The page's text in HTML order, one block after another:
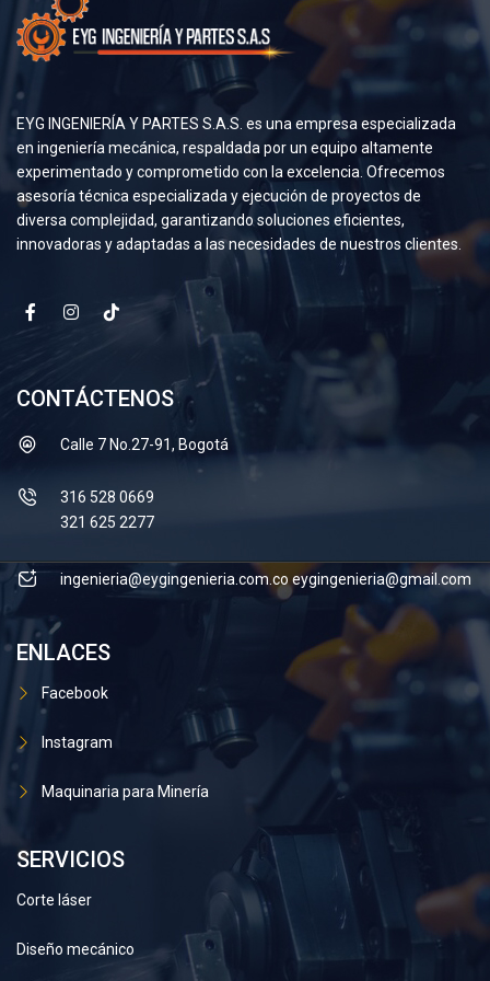
EYG INGENIERÍA Y PARTES S.A.S. es una empresa especializada
en ingeniería mecánica, respaldada por un equipo altamente
experimentado y comprometido con la excelencia. Ofrecemos
asesoría técnica especializada y ejecución de proyectos de
diversa complejidad, garantizando soluciones eficientes,
innovadoras y adaptadas a las necesidades de nuestros clientes.
CONTÁCTENOS
Calle 7 No.27-91, Bogotá
316 528 0669
321 625 2277
ingenieria@eygingenieria.com.co eygingenieria@gmail.com
ENLACES
Facebook
Instagram
Maquinaria para Minería
SERVICIOS
Corte láser
Diseño mecánico